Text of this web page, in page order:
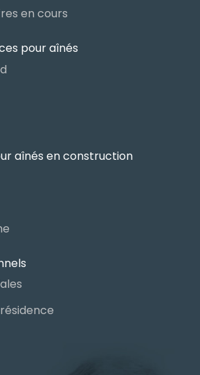
en cours
pour aînés
aînés en construction